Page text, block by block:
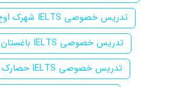
تدریس خصوصی IELTS شهرک اوج کرج
تدریس خصوصی IELTS باغستان کرج
تدریس خصوصی IELTS حصارک کرج